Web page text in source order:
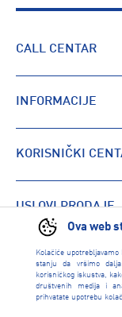
Ova web
Kolačiće
stanju da vršimo
korisničkog iskustva,
društvenih medija i
prihvatate upotrebu
CALL CENTAR
INFORMACIJE
KORISNIČKI
USLOVI PRODAJE
PRONAĐI RADNJU